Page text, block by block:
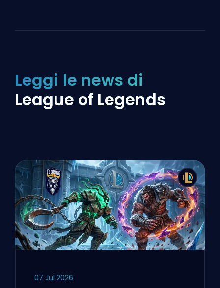
Leggi le news di
League of Legends
07 Jul 2026